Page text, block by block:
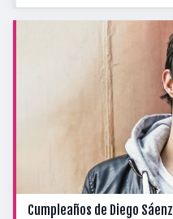
Cumpleaños de Diego Sáenz